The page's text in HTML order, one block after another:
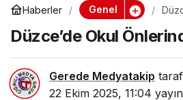
Haberler Genel
Düzce’de Okul
Gerede Medyatakip
22 Ekim 2025, 11:04